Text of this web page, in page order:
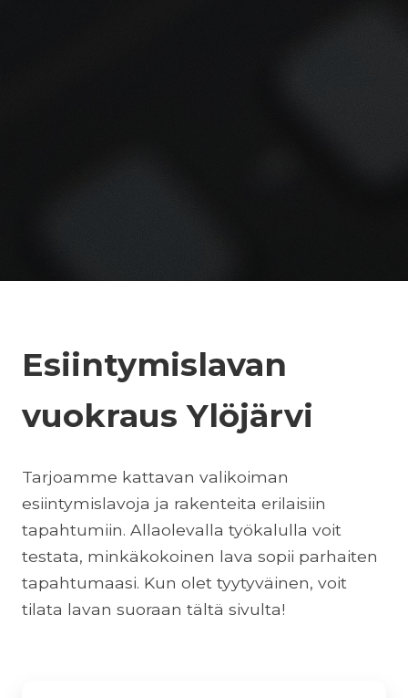
Esiintymislavan
vuokraus Ylöjärvi
Tarjoamme kattavan valikoiman
esiintymislavoja ja rakenteita erilaisiin
tapahtumiin. Allaolevalla työkalulla voit
testata, minkäkokoinen lava sopii parhaiten
tapahtumaasi. Kun olet tyytyväinen, voit
tilata lavan suoraan tältä sivulta!